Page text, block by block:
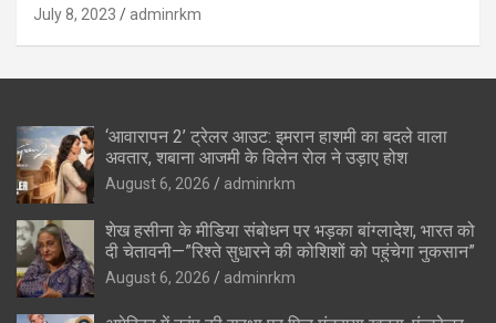
July 8, 2023 adminrkm
‘आवारापन 2’ ट्रेलर आउट: इमरान हाशमी का बदले वाला
अवतार, शबाना आजमी के विलेन रोल ने उड़ाए होश
August 6, 2026 adminrkm
शेख हसीना के मीडिया संबोधन पर भड़का बांग्लादेश, भारत को
दी चेतावनी—”रिश्ते सुधारने की कोशिशों को पहुंचेगा नुकसान”
August 6, 2026 adminrkm